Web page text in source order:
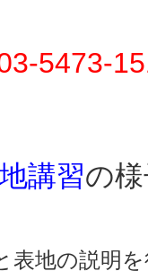
5473-
講習の
表地の説明